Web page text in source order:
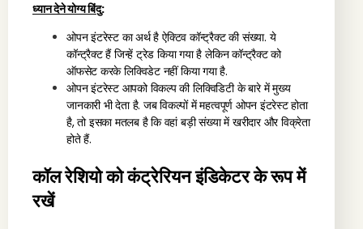
ध्यान देने योग्य बिंदु:
ओपन इंटरेस्ट का अर्थ है ऐक्टिव कॉन्ट्रैक्ट की संख्या. ये
कॉन्ट्रैक्ट हैं जिन्हें ट्रेड किया गया है लेकिन कॉन्ट्रैक्ट को
ऑफसेट करके लिक्विडेट नहीं किया गया है.
ओपन इंटरेस्ट आपको विकल्प की लिक्विडिटी के बारे में मुख्य
जानकारी भी देता है. जब विकल्पों में महत्वपूर्ण ओपन इंटरेस्ट होता
है, तो इसका मतलब है कि वहां बड़ी संख्या में खरीदार और विक्रेता
होते हैं.
कॉल रेशियो को कंट्रेरियन इंडिकेटर के रूप में
रखें